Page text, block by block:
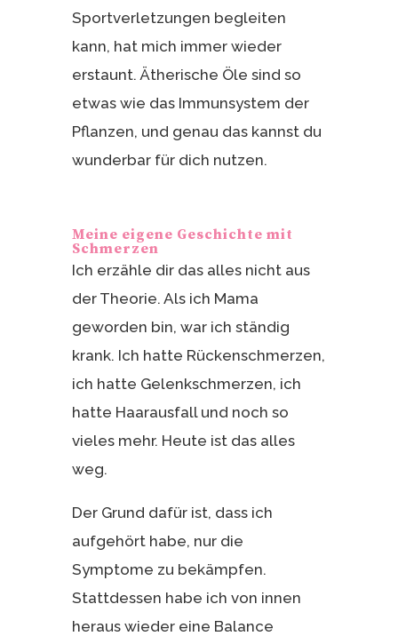
Sportverletzungen begleiten
kann, hat mich immer wieder
erstaunt. Ätherische Öle sind so
etwas wie das Immunsystem der
Pflanzen, und genau das kannst du
wunderbar für dich nutzen.
Meine eigene Geschichte mit
Schmerzen
Ich erzähle dir das alles nicht aus
der Theorie. Als ich Mama
geworden bin, war ich ständig
krank. Ich hatte Rückenschmerzen,
ich hatte Gelenkschmerzen, ich
hatte Haarausfall und noch so
vieles mehr. Heute ist das alles
weg.
Der Grund dafür ist, dass ich
aufgehört habe, nur die
Symptome zu bekämpfen.
Stattdessen habe ich von innen
heraus wieder eine Balance